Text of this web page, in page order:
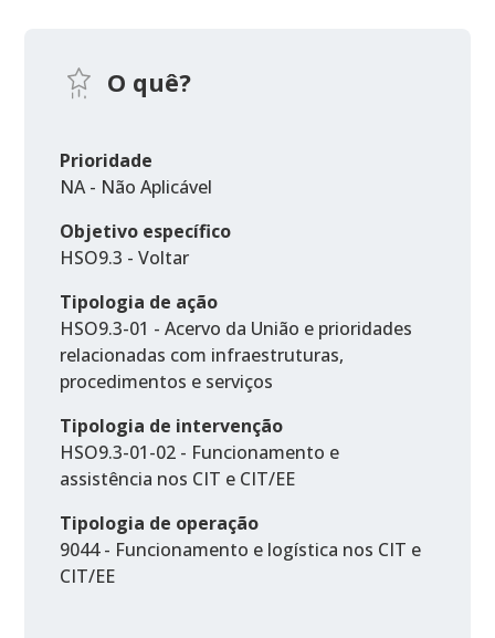
O quê?
Prioridade
NA - Não Aplicável
Objetivo específico
HSO9.3 - Voltar
Tipologia de ação
HSO9.3-01 - Acervo da União e prioridades
relacionadas com infraestruturas,
procedimentos e serviços
Tipologia de intervenção
HSO9.3-01-02 - Funcionamento e
assistência nos CIT e CIT/EE
Tipologia de operação
9044 - Funcionamento e logística nos CIT e
CIT/EE